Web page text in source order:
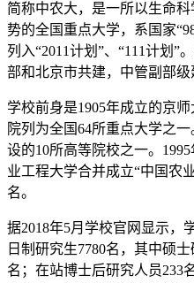
简称中农大，是一所以生命
势的全国重点大学，系国家
列入“2011计划”、“111计划”
部和北京市共建，中管副部级
学校前身是1905年成立的京
院列为全国64所重点大学之
设的10所高等院校之一。
业工程大学合并成立“中国农
名。
据2018年5月学校官网显示，
日制研究生7780名，其中硕
名；在站博士后研究人员233